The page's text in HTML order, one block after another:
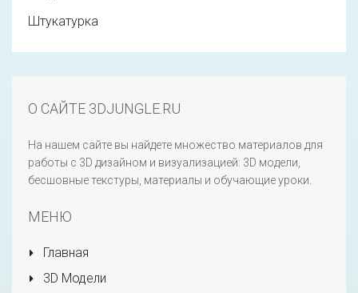
Штукатурка
О САЙТЕ 3DJUNGLE.RU
На нашем сайте вы найдете множество материалов для
работы с 3D дизайном и визуализацией: 3D модели,
бесшовные текстуры, материалы и обучающие уроки.
МЕНЮ
Главная
3D Модели